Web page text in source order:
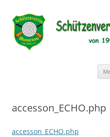
Schützenverein
accesson_ECHO.php
accesson_ECHO.php